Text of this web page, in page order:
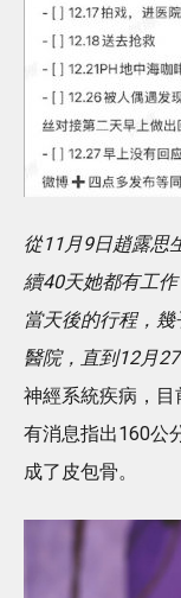
從11月9日趙露思
續40天她都有工
當天後的行程，
醫院，直到12月
神經系統疾病，
有消息指出160公
成了皮包骨。